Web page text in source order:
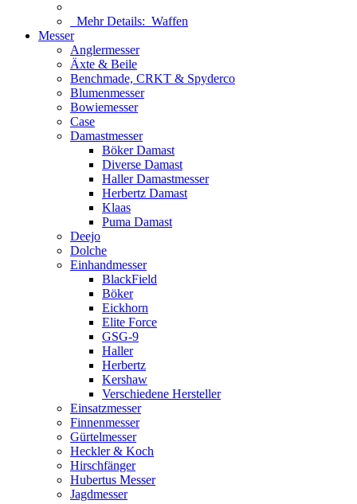
Mehr Details: Waffen
Messer
Anglermesser
Äxte & Beile
Benchmade, CRKT & Spyderco
Blumenmesser
Bowiemesser
Case
Damastmesser
Böker Damast
Diverse Damast
Haller Damastmesser
Herbertz Damast
Klaas
Puma Damast
Deejo
Dolche
Einhandmesser
BlackField
Böker
Eickhorn
Elite Force
GSG-9
Haller
Herbertz
Kershaw
Verschiedene Hersteller
Einsatzmesser
Finnenmesser
Gürtelmesser
Heckler & Koch
Hirschfänger
Hubertus Messer
Jagdmesser